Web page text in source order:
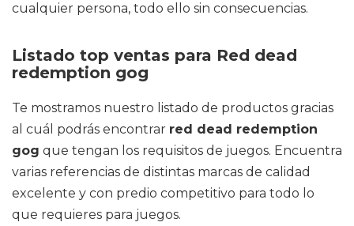
cualquier persona, todo ello sin consecuencias.
Listado top ventas para Red dead
redemption gog
Te mostramos nuestro listado de productos gracias
al cuál podrás encontrar red dead redemption
gog que tengan los requisitos de juegos. Encuentra
varias referencias de distintas marcas de calidad
excelente y con predio competitivo para todo lo
que requieres para juegos.